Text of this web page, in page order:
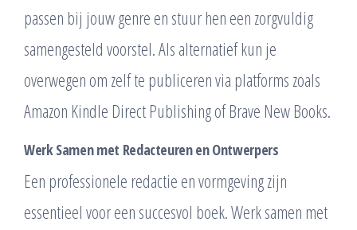
passen bij jouw genre en stuur hen een zorgvuldig
samengesteld voorstel. Als alternatief kun je
overwegen om zelf te publiceren via platforms zoals
Amazon Kindle Direct Publishing of Brave New Books.
Werk Samen met Redacteuren en Ontwerpers
Een professionele redactie en vormgeving zijn
essentieel voor een succesvol boek. Werk samen met